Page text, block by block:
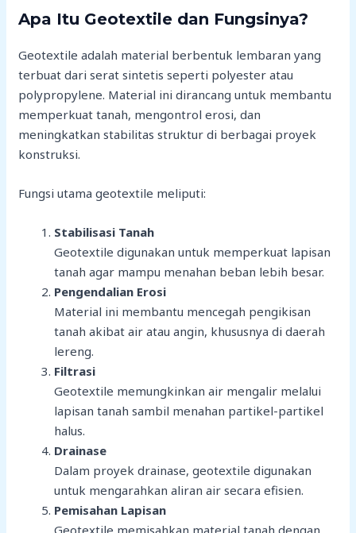
Apa Itu Geotextile dan Fungsinya?
Geotextile adalah material berbentuk lembaran yang
terbuat dari serat sintetis seperti polyester atau
polypropylene. Material ini dirancang untuk membantu
memperkuat tanah, mengontrol erosi, dan
meningkatkan stabilitas struktur di berbagai proyek
konstruksi.
Fungsi utama geotextile meliputi:
Stabilisasi Tanah
Geotextile digunakan untuk memperkuat lapisan
tanah agar mampu menahan beban lebih besar.
Pengendalian Erosi
Material ini membantu mencegah pengikisan
tanah akibat air atau angin, khususnya di daerah
lereng.
Filtrasi
Geotextile memungkinkan air mengalir melalui
lapisan tanah sambil menahan partikel-partikel
halus.
Drainase
Dalam proyek drainase, geotextile digunakan
untuk mengarahkan aliran air secara efisien.
Pemisahan Lapisan
Geotextile memisahkan material tanah dengan